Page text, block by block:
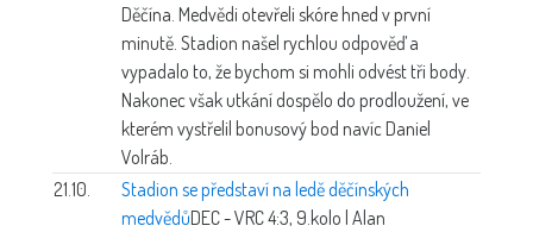
Děčína. Medvědi otevřeli skóre hned v první
minutě. Stadion našel rychlou odpověď a
vypadalo to, že bychom si mohli odvést tři body.
Nakonec však utkání dospělo do prodloužení, ve
kterém vystřelil bonusový bod navíc Daniel
Volráb.
21.10.
Stadion se představí na ledě děčínských
medvědůDEC - VRC 4:3, 9.kolo | Alan